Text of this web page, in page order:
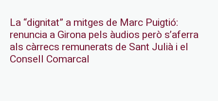
La “dignitat” a mitges de Marc Puigtió:
renuncia a Girona pels àudios però s’aferra
als càrrecs remunerats de Sant Julià i el
Consell Comarcal